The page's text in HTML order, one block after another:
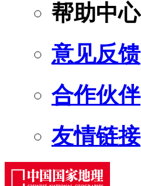
帮助中心
意见反馈
合作伙伴
友情链接